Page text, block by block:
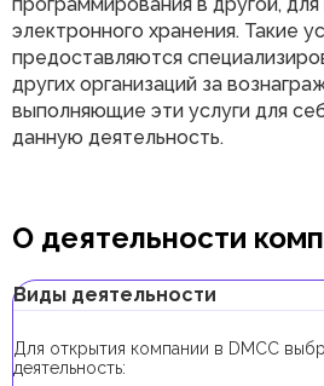
электронного хранения. Такие
предоставляются
других организаций за
выполняющие эти услуги для
данную деятельность.
О деятельности
Виды деятельности
Для открытия компании в DMCC
деятельность: